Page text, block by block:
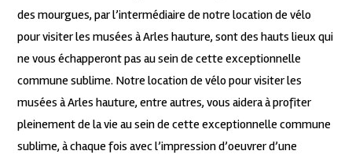
des mourgues, par l’intermédiaire de notre location de vélo
pour visiter les musées à Arles hauture, sont des hauts lieux qui
ne vous échapperont pas au sein de cette exceptionnelle
commune sublime. Notre location de vélo pour visiter les
musées à Arles hauture, entre autres, vous aidera à profiter
pleinement de la vie au sein de cette exceptionnelle commune
sublime, à chaque fois avec l’impression d’oeuvrer d’une